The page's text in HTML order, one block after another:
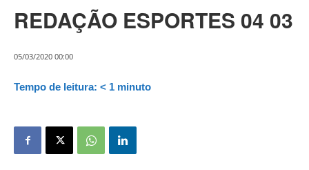
REDAÇÃO ESPORTES 04 03
05/03/2020 00:00
Tempo de leitura: < 1 minuto